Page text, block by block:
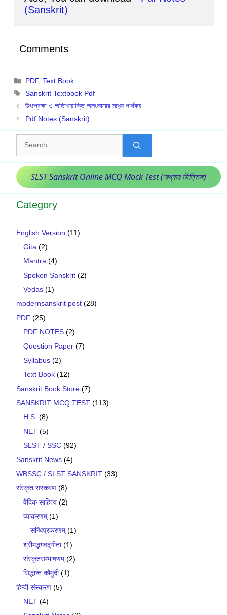
(Sanskrit)
Comments
Categories
PDF,Text Book
Tags
Sanskrit Textbook Pdf
উৎপ্রেক্ষা ও অতিশয়োক্তি অলংকারের মধ‍্যে পার্থক্য
Pdf Notes (Sanskrit)
for:
SLST Sanskrit Online MCQ Mock Test (অধ্যায় ভিত্তিক)
Category
English Version (11)
Gita (2)
Mantra (4)
Spoken Sanskrit (2)
Vedas (1)
modernsanskrit post (28)
PDF (25)
PDF NOTES (2)
Question Paper (7)
Syllabus (2)
Text Book (12)
Sanskrit Book Store (7)
SANSKRIT MCQ TEST (113)
H.S. (8)
NET (5)
SLST / SSC (92)
Sanskrit News (4)
WBSSC / SLST SANSKRIT (33)
संस्कृत संस्करण (8)
वैदिक साहित्य (2)
व्याकरणम्(1)
सन्धिप्रकरणम्(1)
श्रीमद्भगवद्गीता(1)
संस्कृतसम्भाषणम्(2)
सिद्धान्त कौमुदी(1)
हिन्दी संस्करण (5)
NET (4)